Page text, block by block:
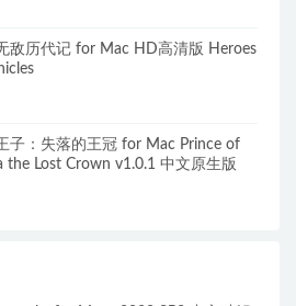
敌历代记 for Mac HD高清版 Heroes
子：失落的王冠 for Mac Prince of
the Lost Crown v1.0.1 中文原生版